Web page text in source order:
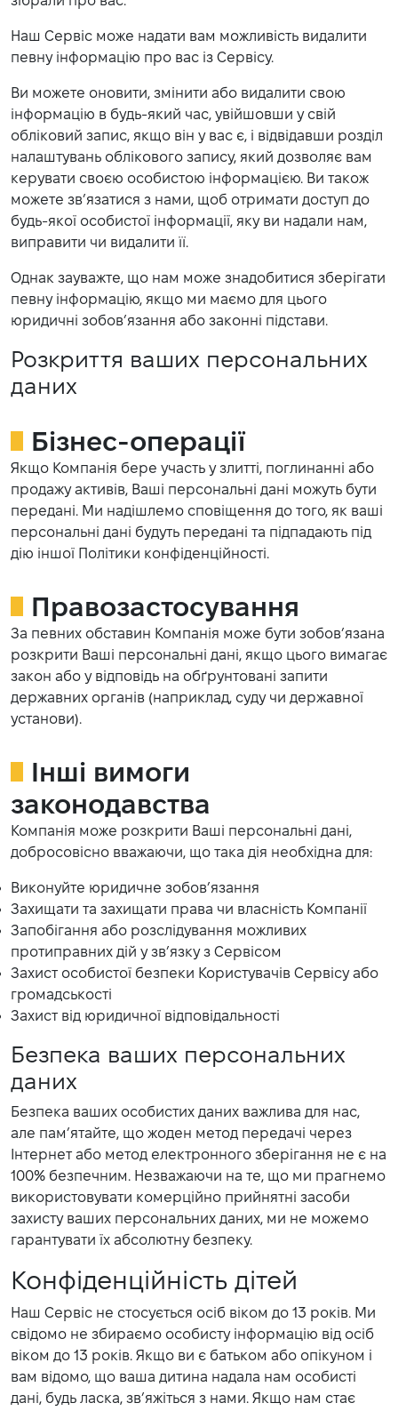
Наш Сервіс може надати вам можливість видалити
певну інформацію про вас із Сервісу.
Ви можете оновити, змінити або видалити свою
інформацію в будь-який час, увійшовши у свій
обліковий запис, якщо він у вас є, і відвідавши розділ
налаштувань облікового запису, який дозволяє вам
керувати своєю особистою інформацією. Ви також
можете зв’язатися з нами, щоб отримати доступ до
будь-якої особистої інформації, яку ви надали нам,
виправити чи видалити її.
Однак зауважте, що нам може знадобитися зберігати
певну інформацію, якщо ми маємо для цього
юридичні зобов’язання або законні підстави.
Розкриття ваших персональних
даних
Бізнес-операції
Якщо Компанія бере участь у злитті, поглинанні або
продажу активів, Ваші персональні дані можуть бути
передані. Ми надішлемо сповіщення до того, як ваші
персональні дані будуть передані та підпадають під
дію іншої Політики конфіденційності.
Правозастосування
За певних обставин Компанія може бути зобов’язана
розкрити Ваші персональні дані, якщо цього вимагає
закон або у відповідь на обґрунтовані запити
державних органів (наприклад, суду чи державної
установи).
Інші вимоги
законодавства
Компанія може розкрити Ваші персональні дані,
добросовісно вважаючи, що така дія необхідна для:
Виконуйте юридичне зобов’язання
Захищати та захищати права чи власність Компанії
Запобігання або розслідування можливих
протиправних дій у зв’язку з Сервісом
Захист особистої безпеки Користувачів Сервісу або
громадськості
Захист від юридичної відповідальності
Безпека ваших персональних
даних
Безпека ваших особистих даних важлива для нас,
але пам’ятайте, що жоден метод передачі через
Інтернет або метод електронного зберігання не є на
100% безпечним. Незважаючи на те, що ми прагнемо
використовувати комерційно прийнятні засоби
захисту ваших персональних даних, ми не можемо
гарантувати їх абсолютну безпеку.
Конфіденційність дітей
Наш Сервіс не стосується осіб віком до 13 років. Ми
свідомо не збираємо особисту інформацію від осіб
віком до 13 років. Якщо ви є батьком або опікуном і
вам відомо, що ваша дитина надала нам особисті
дані, будь ласка, зв’яжіться з нами. Якщо нам стає